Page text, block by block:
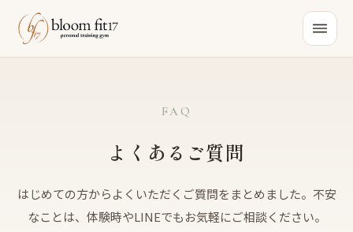
FAQ
よくあるご質問
はじめての方からよくいただくご質問をまとめました。不安
なことは、体験時やLINEでもお気軽にご相談ください。